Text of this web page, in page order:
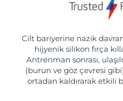
Cilt bariyerine nazik
hijyenik silikon fırça
Antrenman sonrası,
(burun ve göz çevresi
ortadan kaldırarak etkili